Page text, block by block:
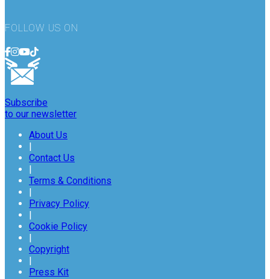
FOLLOW US ON
Subscribe
to our newsletter
About Us
|
Contact Us
|
Terms & Conditions
|
Privacy Policy
|
Cookie Policy
|
Copyright
|
Press Kit